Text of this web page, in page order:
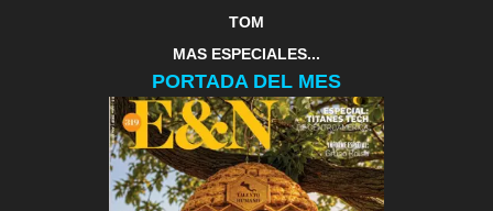
TOM
MAS ESPECIALES...
PORTADA DEL MES